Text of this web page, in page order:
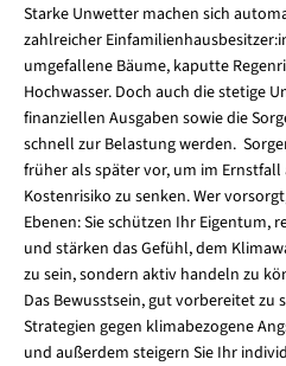
Starke Unwetter machen sich
zahlreicher
umgefallene Bäume, kaputte
Hochwasser. Doch auch die stetige
finanziellen Ausgaben sowie die
schnell zur Belastung werden.
früher als später vor, um im
Kostenrisiko zu senken. Wer
Ebenen: Sie schützen Ihr Eigentum,
und stärken das Gefühl, dem
zu sein, sondern aktiv handeln zu
Das Bewusstsein, gut vorbereitet zu
Strategien gegen klimabezogene
und außerdem steigern Sie Ihr